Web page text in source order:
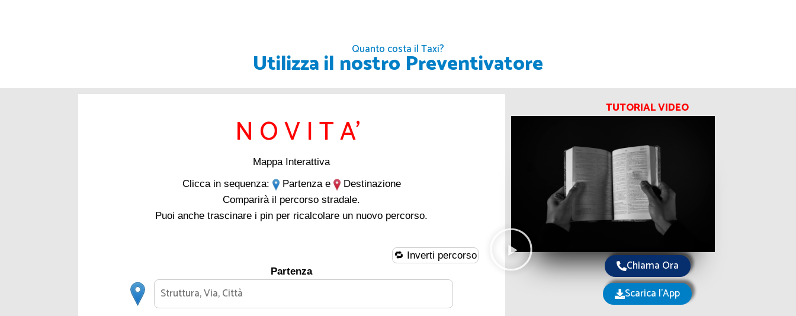
Quanto costa il Taxi?
Utilizza il nostro Preventivatore
N O V I T A'
Mappa Interattiva
Clicca in sequenza:
Partenza e
Destinazione
Comparirà il percorso stradale.
Puoi anche trascinare i pin per ricalcolare un nuovo percorso.
🔁 Inverti percorso
Partenza
TUTORIAL VIDEO
Chiama Ora
Scarica l'App